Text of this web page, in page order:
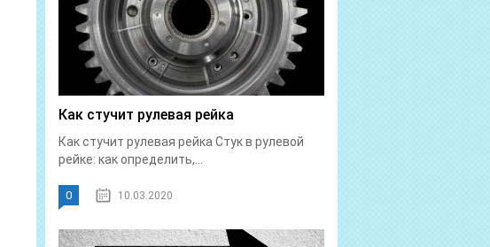
Как стучит рулевая рейка
Как стучит рулевая рейка Стук в рулевой
рейке: как определить,...
0 10.03.2020